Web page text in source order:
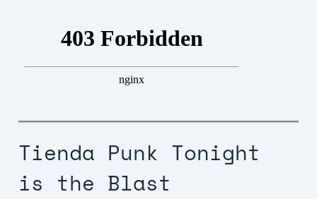
Tienda Punk Tonight
is the Blast